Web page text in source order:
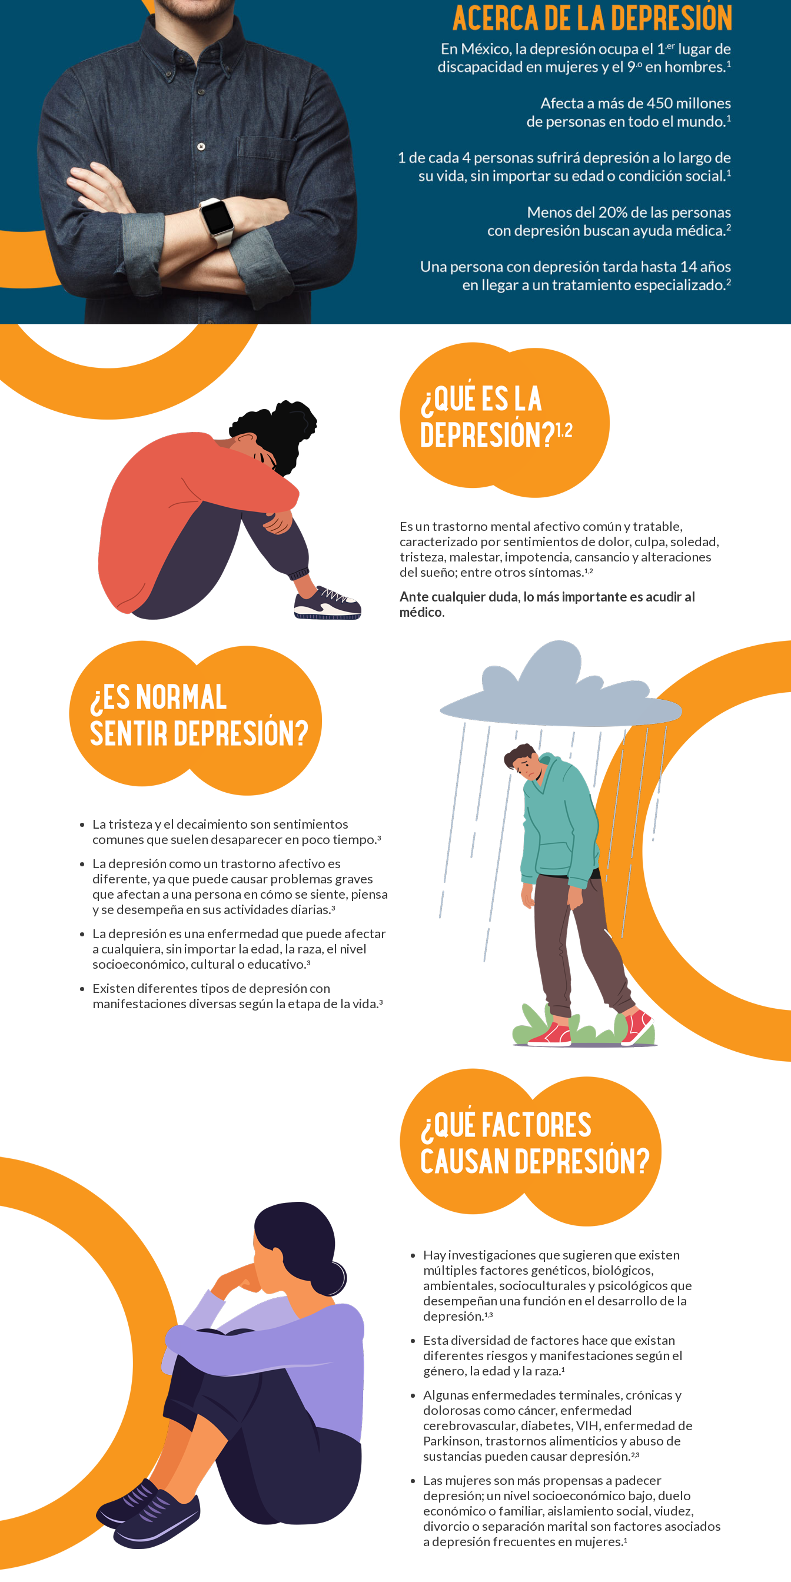
Es un trastorno mental afectivo común y tratable,
caracterizado por sentimientos de dolor, culpa, soledad,
tristeza, malestar, impotencia, cansancio y alteraciones
del sueño; entre otros síntomas.1,2
Ante cualquier duda, lo más importante es acudir al
médico.
La tristeza y el decaimiento son sentimientos
comunes que suelen desaparecer en poco tiempo.3
La depresión como un trastorno afectivo es
diferente, ya que puede causar problemas graves
que afectan a una persona en cómo se siente, piensa
y se desempeña en sus actividades diarias.3
La depresión es una enfermedad que puede afectar
a cualquiera, sin importar la edad, la raza, el nivel
socioeconómico, cultural o educativo.3
Existen diferentes tipos de depresión con
manifestaciones diversas según la etapa de la vida.3
Hay investigaciones que sugieren que existen
múltiples factores genéticos, biológicos,
ambientales, socioculturales y psicológicos que
desempeñan una función en el desarrollo de la
depresión.1,3
Esta diversidad de factores hace que existan
diferentes riesgos y manifestaciones según el
género, la edad y la raza.1
Algunas enfermedades terminales, crónicas y
dolorosas como cáncer, enfermedad
cerebrovascular, diabetes, VIH, enfermedad de
Parkinson, trastornos alimenticios y abuso de
sustancias pueden causar depresión.2,3
Las mujeres son más propensas a padecer
depresión; un nivel socioeconómico bajo, duelo
económico o familiar, aislamiento social, viudez,
divorcio o separación marital son factores asociados
a depresión frecuentes en mujeres.1